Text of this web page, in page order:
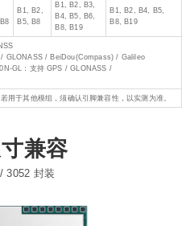
B1, B2,
B5, B8
B1, B2, B3,
B4, B5, B6,
B8, B19
B1, B2, B4, B5,
B8, B19
GLONASS / BeiDou(Compass) / Galileo
GL：支持 GPS / GLONASS /
用于其他模组，须确认引脚兼容性，以实测为准。
兼容
3052 封装